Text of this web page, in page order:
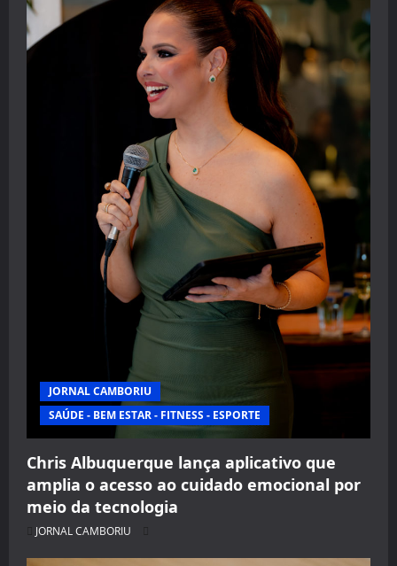
JORNAL CAMBORIU
SAÚDE - BEM ESTAR - FITNESS - ESPORTE
Chris Albuquerque lança aplicativo que
amplia o acesso ao cuidado emocional por
meio da tecnologia
JORNAL CAMBORIU